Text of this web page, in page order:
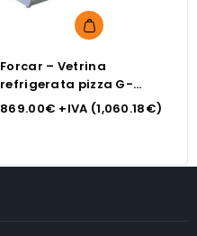
Forcar – Vetrina
refrigerata pizza G-
RI18038V
869.00€ +IVA (1,060.18€)